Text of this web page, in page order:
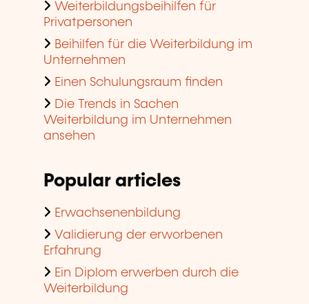
Weiterbildungsbeihilfen für
Privatpersonen
Beihilfen für die Weiterbildung im
Unternehmen
Einen Schulungsraum finden
Die Trends in Sachen
Weiterbildung im Unternehmen
ansehen
Popular articles
Erwachsenenbildung
Validierung der erworbenen
Erfahrung
Ein Diplom erwerben durch die
Weiterbildung